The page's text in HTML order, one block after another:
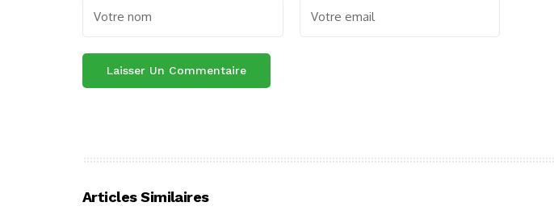
Articles Similaires